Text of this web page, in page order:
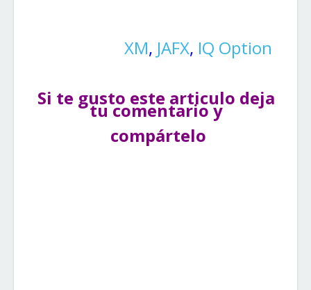
XM, JAFX, IQ Option
Si te gusto este articulo deja
tu comentario y
compártelo